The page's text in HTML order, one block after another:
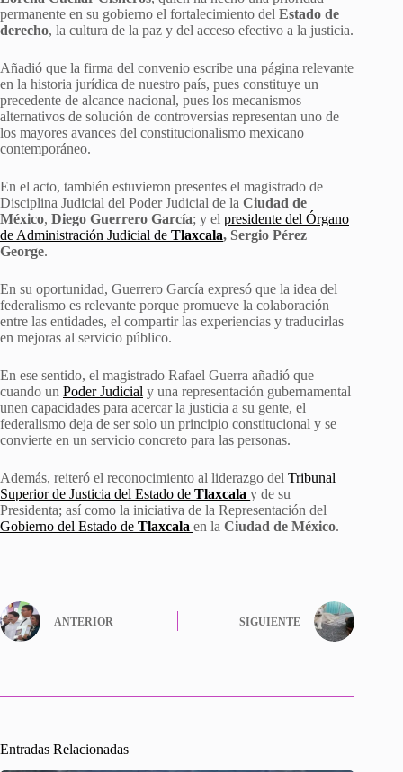
permanente en su gobierno el fortalecimiento del Estado de
derecho, la cultura de la paz y del acceso efectivo a la justicia.
Añadió que la firma del convenio escribe una página relevante
en la historia jurídica de nuestro país, pues constituye un
precedente de alcance nacional, pues los mecanismos
alternativos de solución de controversias representan uno de
los mayores avances del constitucionalismo mexicano
contemporáneo.
En el acto, también estuvieron presentes el magistrado de
Disciplina Judicial del Poder Judicial de la Ciudad de
México, Diego Guerrero García; y el presidente del Órgano
de Administración Judicial de Tlaxcala, Sergio Pérez
George.
En su oportunidad, Guerrero García expresó que la idea del
federalismo es relevante porque promueve la colaboración
entre las entidades, el compartir las experiencias y traducirlas
en mejoras al servicio público.
En ese sentido, el magistrado Rafael Guerra añadió que
cuando un Poder Judicial y una representación gubernamental
unen capacidades para acercar la justicia a su gente, el
federalismo deja de ser solo un principio constitucional y se
convierte en un servicio concreto para las personas.
Además, reiteró el reconocimiento al liderazgo del Tribunal
Superior de Justicia del Estado de Tlaxcala y de su
Presidenta; así como la iniciativa de la Representación del
Gobierno del Estado de Tlaxcala en la Ciudad de México.
ANTERIOR SIGUIENTE
Entradas Relacionadas